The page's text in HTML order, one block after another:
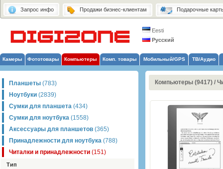
Запрос инфо Продажи бизнес-клиентам Подарочные
Eesti
Русский
Камеры Фототовары Компьютеры Комп. товары Мобильный/GPS ТВ/Аудио
Планшеты (783)
Ноутбуки (2839)
Сумки для планшета (434)
Сумки для ноутбука (1558)
Аксессуары для планшетов (365)
Принадлежности для ноутбука (788)
Читалки и принадлежности (151)
Тип
Компьютеры (9417) /